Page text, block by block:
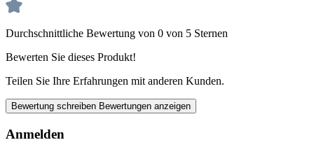
Durchschnittliche Bewertung von 0 von 5 Sternen
Bewerten Sie dieses Produkt!
Teilen Sie Ihre Erfahrungen mit anderen Kunden.
Bewertung schreiben Bewertungen anzeigen
Anmelden